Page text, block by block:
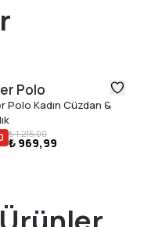
Polo
Polo Kadın Cüzdan &
₺ 1.215,00
₺ 969,99